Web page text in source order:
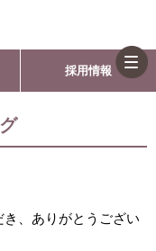
採用情報
、ありがとうござい